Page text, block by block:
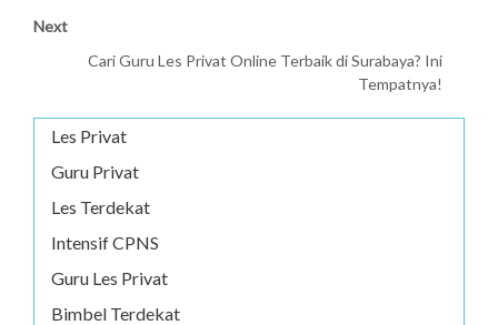
Next
Cari Guru Les Privat Online Terbaik di Surabaya? Ini
Tempatnya!
Les Privat
Guru Privat
Les Terdekat
Intensif CPNS
Guru Les Privat
Bimbel Terdekat